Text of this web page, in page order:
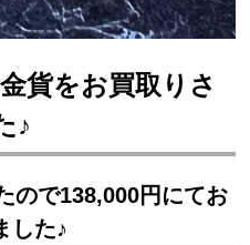
貨をお買取りさ
♪
ので138,000円にてお
した♪